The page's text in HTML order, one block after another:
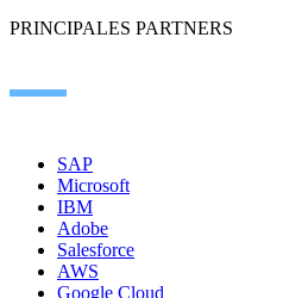
PRINCIPALES PARTNERS
SAP
Microsoft
IBM
Adobe
Salesforce
AWS
Google Cloud